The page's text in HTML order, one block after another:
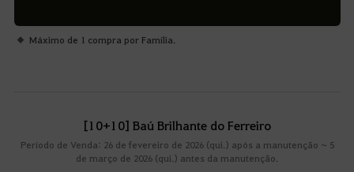
Máximo de 1 compra por Família.
[10+10] Baú Brilhante do Ferreiro
Período de Venda: 26 de fevereiro de 2026 (qui.) após a manutenção ~ 5
de março de 2026 (qui.) antes da manutenção.